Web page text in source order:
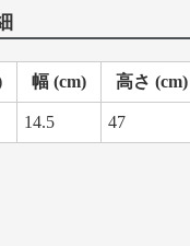
幅 (cm) 高さ (cm)
14.5 47